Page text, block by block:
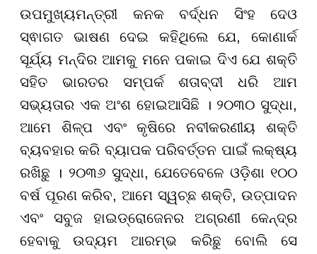
ଉପମୁଖ୍ୟମନ୍ତ୍ରୀ କନକ ବର୍ଦ୍ଧନ ସିଂହ ଦେଓ
ସ୍ଵାଗତ ଭାଷଣ ଦେଇ କହିଥିଲେ ଯେ, କୋଣାର୍କ
ସୂର୍ଯ୍ୟ ମନ୍ଦିର ଆମକୁ ମନେ ପକାଇ ଦିଏ ଯେ ଶକ୍ତି
ସହିତ ଭାରତର ସମ୍ପର୍କ ଶତାବ୍ଦୀ ଧରି ଆମ
ସଭ୍ୟତାର ଏକ ଅଂଶ ହୋଇଆସିଛି । ୨୦୩୦ ସୁଦ୍ଧା,
ଆମେ ଶିଳ୍ପ ଏବଂ କୃଷିରେ ନବୀକରଣୀୟ ଶକ୍ତି
ବ୍ୟବହାର କରି ବ୍ୟାପକ ପରିବର୍ତ୍ତନ ପାଇଁ ଲକ୍ଷ୍ୟ
ରଖିଛୁ । ୨୦୩୬ ସୁଦ୍ଧା, ଯେତେବେଳେ ଓଡ଼ିଶା ୧୦୦
ବର୍ଷ ପୂରଣ କରିବ, ଆମେ ସ୍ୱଚ୍ଛ ଶକ୍ତି, ଉତ୍ପାଦନ
ଏବଂ ସବୁଜ ହାଇଡ୍ରୋଜେନର ଅଗ୍ରଣୀ କେନ୍ଦ୍ର
ହେବାକୁ ଉଦ୍ୟମ ଆରମ୍ଭ କରିଛୁ ବୋଲି ସେ